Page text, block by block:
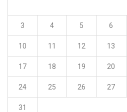
3 4 5 6
10 11 12 13
17 18 19 20
24 25 26 27
31